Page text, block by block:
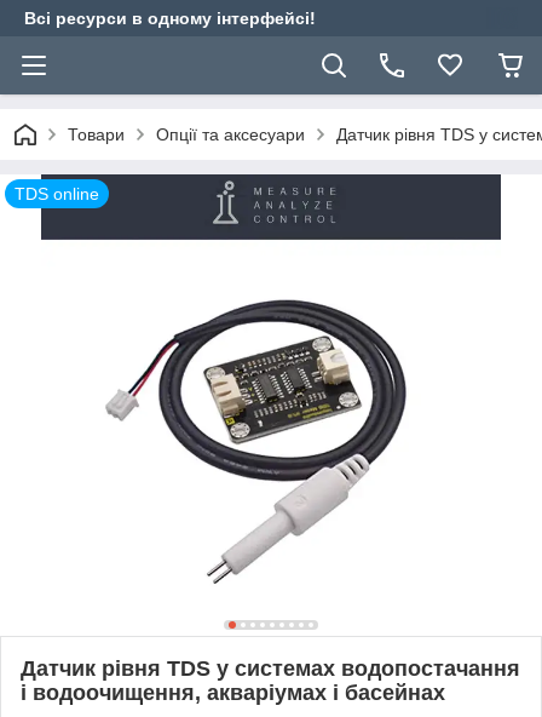
Всі ресурси в одному інтерфейсі!
Товари Опції та аксесуари Датчик рівня TDS у
TDS online
Датчик рівня TDS у системах водопостачання
і водоочищення, акваріумах і басейнах